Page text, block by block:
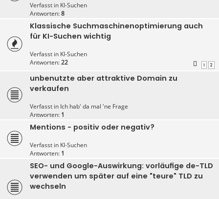
Verfasst in KI-Suchen
Antworten:8
Klassische Suchmaschinenoptimierung auch
für KI-Suchen wichtig
Verfasst in KI-Suchen
Antworten:22 1 2
unbenutzte aber attraktive Domain zu
verkaufen
Verfasst in Ich hab' da mal 'ne Frage
Antworten: 1
Mentions - positiv oder negativ?
Verfasst in KI-Suchen
Antworten: 1
SEO- und Google-Auswirkung: vorläufige de-TLD
verwenden um später auf eine "teure" TLD zu
wechseln